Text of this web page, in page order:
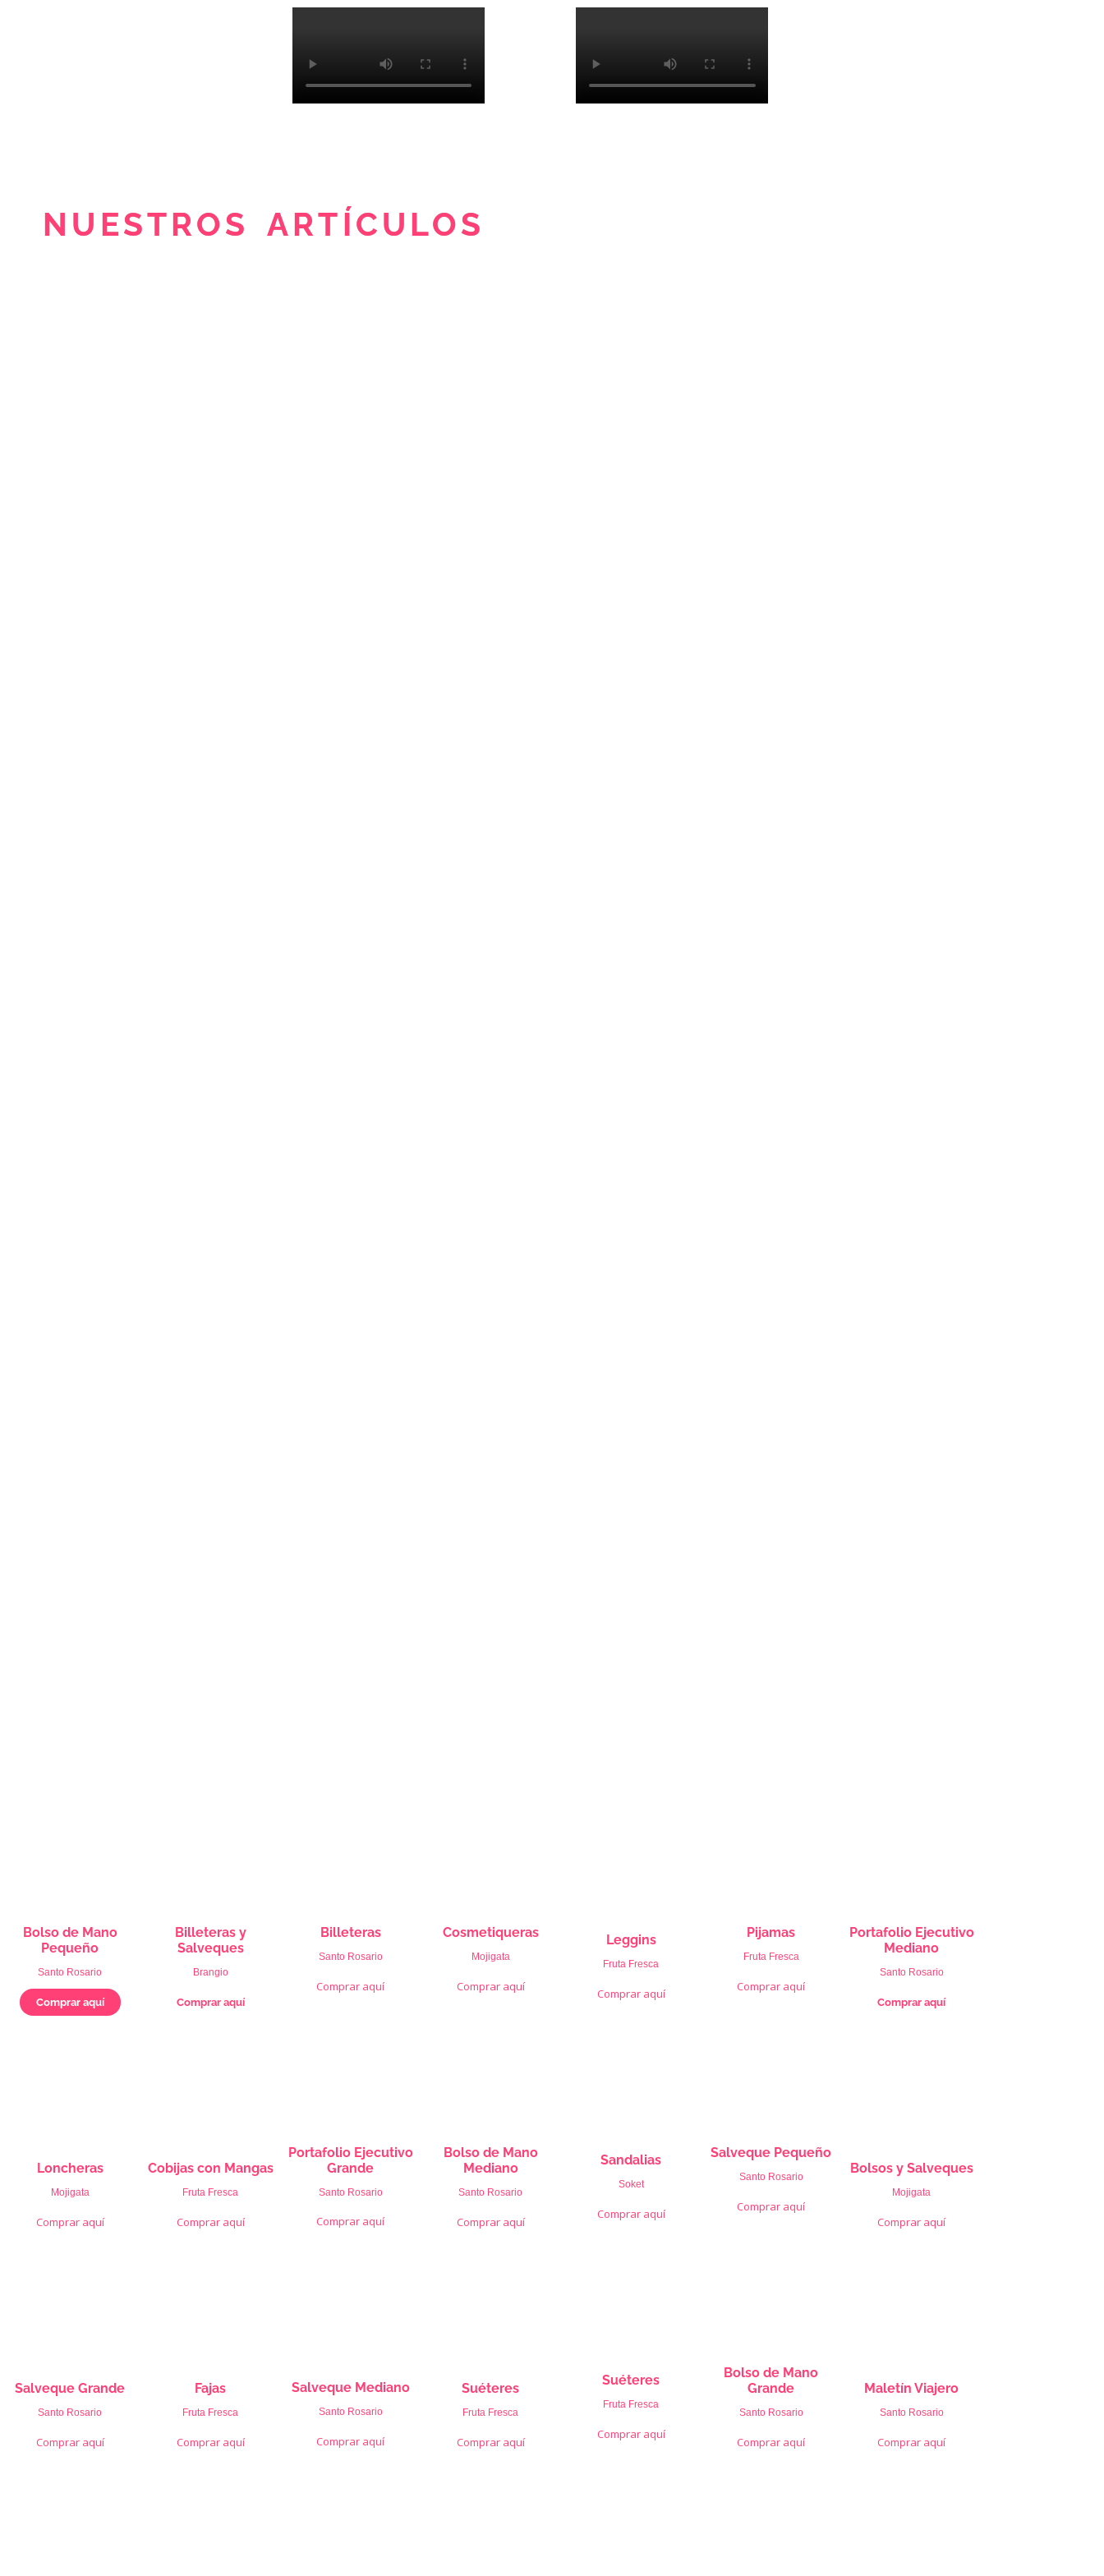
NUESTROS ARTÍCULOS
Bolso de Mano
Pequeño
Santo Rosario
Comprar aquí
Loncheras
Mojigata
Comprar aquí
Salveque Grande
Santo Rosario
Comprar aquí
Billeteras y
Salveques
Brangio
Comprar aquí
Cobijas con Mangas
Fruta Fresca
Comprar aquí
Fajas
Fruta Fresca
Comprar aquí
Billeteras
Santo Rosario
Comprar aquí
Portafolio Ejecutivo
Grande
Santo Rosario
Comprar aquí
Salveque Mediano
Santo Rosario
Comprar aquí
Cosmetiqueras
Mojigata
Comprar aquí
Bolso de Mano
Mediano
Santo Rosario
Comprar aquí
Suéteres
Fruta Fresca
Comprar aquí
Leggins
Fruta Fresca
Comprar aquí
Sandalias
Soket
Comprar aquí
Suéteres
Fruta Fresca
Comprar aquí
Pijamas
Fruta Fresca
Comprar aquí
Salveque Pequeño
Santo Rosario
Comprar aquí
Bolso de Mano
Grande
Santo Rosario
Comprar aquí
Portafolio Ejecutivo
Mediano
Santo Rosario
Comprar aquí
Bolsos y Salveques
Mojigata
Comprar aquí
Maletín Viajero
Santo Rosario
Comprar aquí